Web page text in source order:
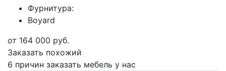
Фурнитура:
Boyard
от 164 000 руб.
Заказать похожий
6 причин заказать мебель у нас